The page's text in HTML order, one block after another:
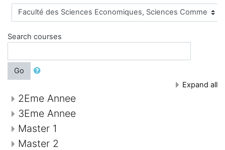
Search courses
Go
Expand all
2Eme Annee
3Eme Annee
Master 1
Master 2